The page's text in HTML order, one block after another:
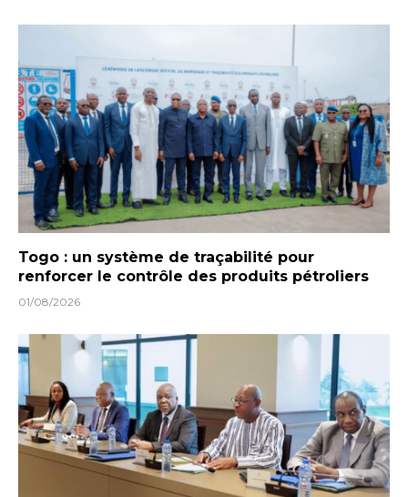
Togo : un système de traçabilité pour
renforcer le contrôle des produits pétroliers
01/08/2026